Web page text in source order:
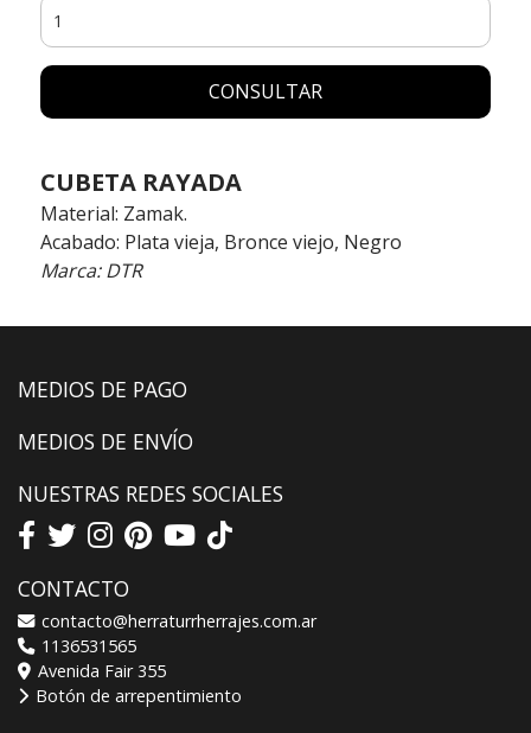
CONSULTAR
CUBETA RAYADA
Material: Zamak.
Acabado: Plata vieja, Bronce viejo, Negro
Marca: DTR
MEDIOS DE PAGO
MEDIOS DE ENVÍO
NUESTRAS REDES SOCIALES
CONTACTO
contacto@herraturrherrajes.com.ar
1136531565
Avenida Fair 355
Botón de arrepentimiento